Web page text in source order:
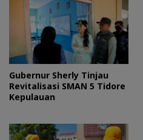
Gubernur Sherly Tinjau
Revitalisasi SMAN 5 Tidore
Kepulauan